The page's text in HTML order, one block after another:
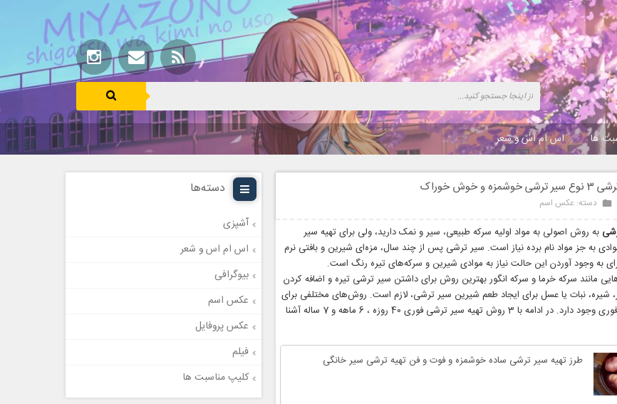
ها اس ام اس و شعر
و خوش خوراک
دسته: عکس اسم
به روش اصولی به مواد اولیه سرکه طبیعی، سیر و نمک دارید، ولی برای تهیه سیر
به جز مواد نام برده نیاز است. سیر ترشی پس از چند سال، مزه‌ای شیرین و بافتی نرم
به وجود آوردن این حالت نیاز به موادی شیرین و سرکه‌های تیره رنگ است.
مانند سرکه خرما و سرکه انگور بهترین روش برای داشتن سیر ترشی تیره و اضافه کردن
شیره، نبات یا عسل برای ایجاد طعم شیرین سیر ترشی، لازم است. روش‌های مختلفی برای
تهیه سیر ترشی فوری وجود دارد. در ادامه با 3 روش تهیه سیر ترشی فوری 40 روزه ، 6 ماهه و 7 ساله آشنا
طرز تهیه سیر ترشی ساده خوشمزه و فوت و فن تهیه ترشی سیر خانگی
دسته‌ها
آشپزی
اس ام اس و شعر
بیوگرافی
عکس اسم
عکس پروفایل
فیلم
کلیپ مناسبت ها